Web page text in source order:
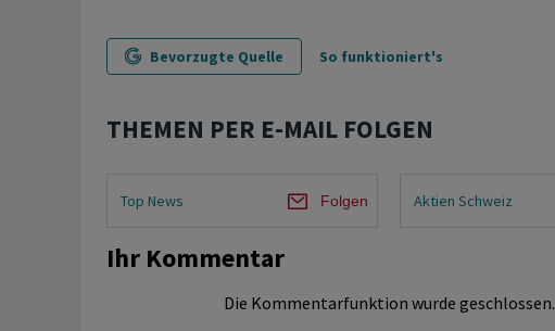
Bevorzugte Quelle So funktioniert's
THEMEN PER E-MAIL FOLGEN
Top News Folgen Aktien Schweiz
Ihr Kommentar
Die Kommentarfunktion wurde geschlossen.